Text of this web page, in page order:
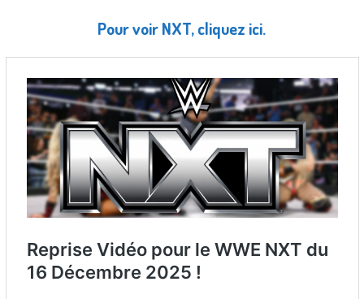
Pour voir NXT, cliquez ici.